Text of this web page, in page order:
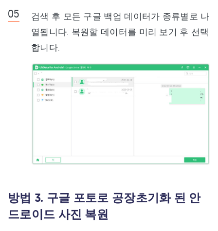
검색 후 모든 구글 백업 데이터가 종류별로 나
열됩니다. 복원할 데이터를 미리 보기 후 선택
합니다.
방법 3. 구글 포토로 공장초기화 된 안
드로이드 사진 복원